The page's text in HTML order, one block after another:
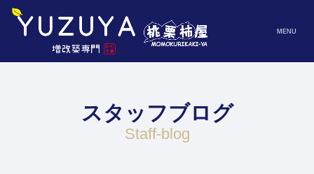
MENU
スタッフブログ
staff-blog